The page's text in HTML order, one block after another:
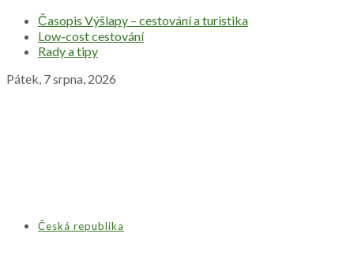
Časopis Výšlapy – cestování a turistika
Low-cost cestování
Rady a tipy
Pátek, 7 srpna, 2026
Česká republika